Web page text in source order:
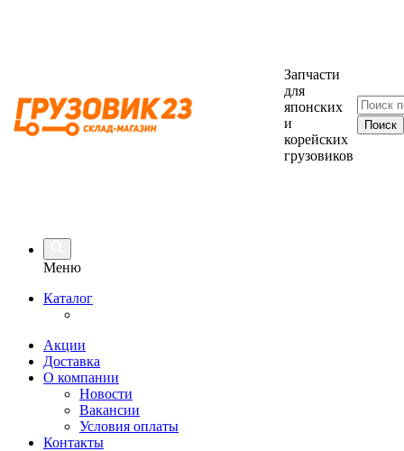
Запчасти
для
японских
и
корейских
грузовиков
Меню
Каталог
Акции
Доставка
О компании
Новости
Вакансии
Условия оплаты
Контакты